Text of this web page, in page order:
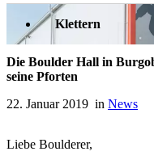
Die Boulder Hall in
seine Pforten
22. Januar 2019 in News
Klettern
Liebe Boulderer,